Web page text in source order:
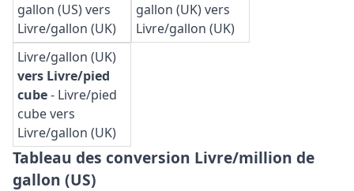
gallon (US) vers
Livre/gallon (UK)
gallon (UK) vers
Livre/gallon (UK)
Livre/gallon (UK)
vers Livre/pied
cube- Livre/pied
cube vers
Livre/gallon (UK)
Tableau des conversion Livre/million de
gallon (US)